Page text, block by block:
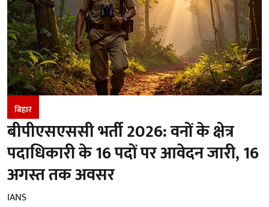
बिहार
बीपीएसएससी भर्ती 2026: वनों के क्षेत्र
पदाधिकारी के 16 पदों पर आवेदन जारी, 16
अगस्त तक अवसर
IANS